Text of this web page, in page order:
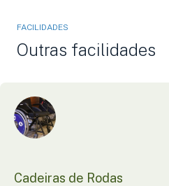
FACILIDADES
Outras facilidades
Cadeiras de Rodas